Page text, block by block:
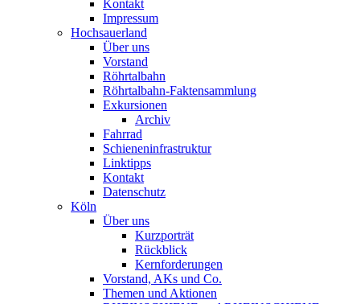
Kontakt
Impressum
Hochsauerland
Über uns
Vorstand
Röhrtalbahn
Röhrtalbahn-Faktensammlung
Exkursionen
Archiv
Fahrrad
Schieneninfrastruktur
Linktipps
Kontakt
Datenschutz
Köln
Über uns
Kurzporträt
Rückblick
Kernforderungen
Vorstand, AKs und Co.
Themen und Aktionen